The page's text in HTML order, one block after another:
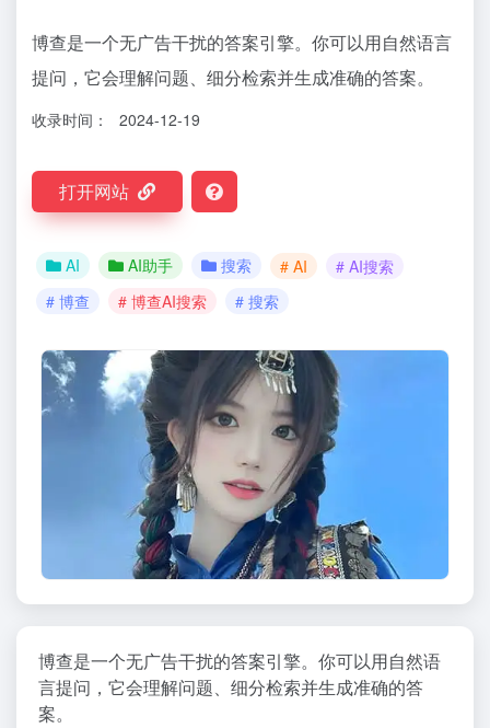
博查是一个无广告干扰的答案引擎。你可以用自然语言
提问，它会理解问题、细分检索并生成准确的答案。
收录时间： 2024-12-19
打开网站
AI AI助手 搜索 # AI
# AI搜索
# 博查
# 博查AI搜索 # 搜索
博查是一个无广告干扰的答案引擎。你可以用自然语
言提问，它会理解问题、细分检索并生成准确的答
案。